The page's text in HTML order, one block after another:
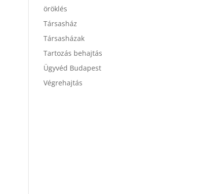
öröklés
Társasház
Társasházak
Tartozás behajtás
Ügyvéd Budapest
Végrehajtás